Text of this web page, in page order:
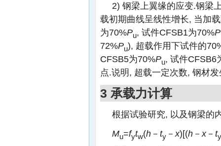
2) 钢梁上翼缘的应变.钢梁
载初期曲线呈线性增长, 当加
为70%Pu, 试件CFSB1为70%P
72%Pu), 超载作用下试件的
CFSB5为70%Pu, 试件CFSB6
点.说明, 超载一定次数, 钢材
3 承载力计算
根据试验研究, 以及钢梁的
Mu=fytw(h － ty － x)[(h － x－ ty